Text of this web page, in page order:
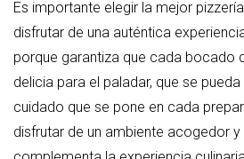
Es importante elegir la mejor
disfrutar de una auténtica
porque garantiza que cada bocado
delicia para el paladar, que se
cuidado que se pone en cada
disfrutar de un ambiente acogedor